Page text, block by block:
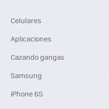
Celulares
Aplicaciones
Cazando gangas
Samsung
iPhone 6S